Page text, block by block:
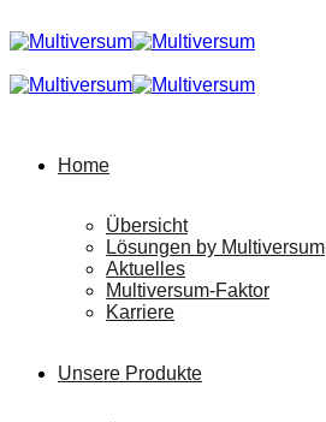
Home
Übersicht
Lösungen by Multiversum
Aktuelles
Multiversum-Faktor
Karriere
Unsere Produkte